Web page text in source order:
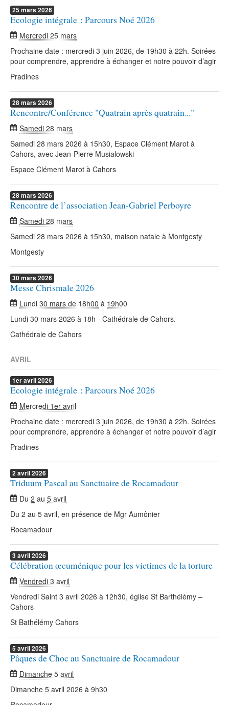
25 mars 2026
Ecologie intégrale : Parcours Noé 2026
Mercredi 25 mars
Prochaine date : mercredi 3 juin 2026, de 19h30 à 22h. Soirées
pour comprendre, apprendre à échanger et notre pouvoir d’agir
Pradines
28mars 2026
Rencontre/Conférence "Quatrain après quatrain..."
Samedi 28 mars
Samedi 28 mars 2026 à 15h30, Espace Clément Marot à
Cahors, avec Jean-Pierre Musialowski
Espace Clément Marot à Cahors
28mars 2026
Rencontre de l’association Jean-Gabriel Perboyre
Samedi 28 mars
Samedi 28 mars 2026 à 15h30, maison natale à Montgesty
Montgesty
30 mars 2026
Messe Chrismale 2026
Lundi 30 mars de 18h00 à 19h00
Lundi 30 mars 2026 à 18h - Cathédrale de Cahors.
Cathédrale de Cahors
AVRIL
1eravril2026
Ecologie intégrale : Parcours Noé 2026
Mercredi 1er avril
Prochaine date : mercredi 3 juin 2026, de 19h30 à 22h. Soirées
pour comprendre, apprendre à échanger et notre pouvoir d’agir
Pradines
2 avril2026
Triduum Pascal au Sanctuaire de Rocamadour
Du 2 au 5 avril
Du 2 au 5 avril, en présence de Mgr Aumônier
Rocamadour
3 avril2026
Célébration œcuménique pour les victimes de la torture
Vendredi 3 avril
Vendredi Saint 3 avril 2026 à 12h30, église St Barthélémy –
Cahors
St Bathélémy Cahors
5 avril2026
Pâques de Choc au Sanctuaire de Rocamadour
Dimanche 5 avril
Dimanche 5 avril 2026 à 9h30